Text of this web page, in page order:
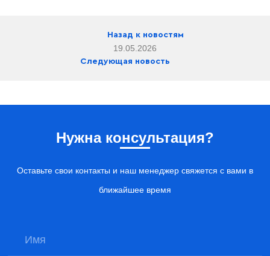
Назад к новостям
19.05.2026
Следующая новость
Нужна консультация?
Оставьте свои контакты и наш менеджер свяжется с вами в
ближайшее время